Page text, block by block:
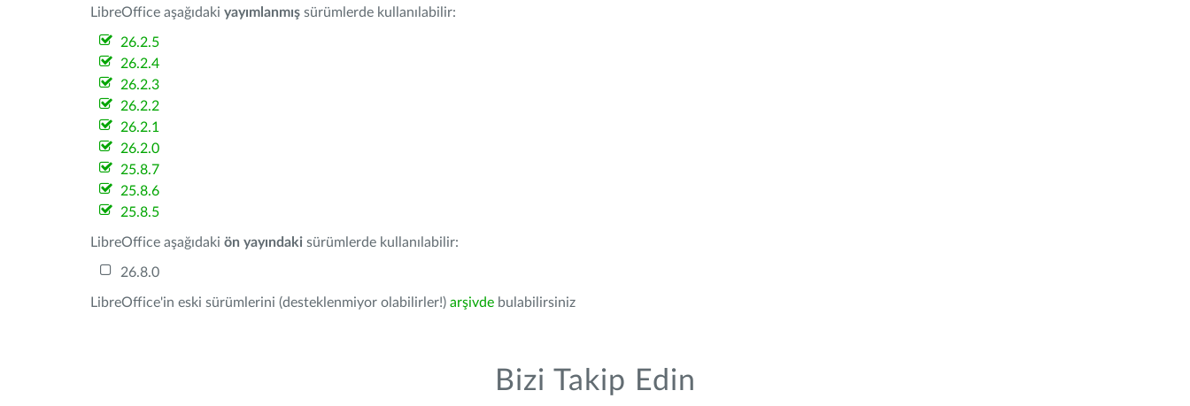
LibreOffice aşağıdaki yayımlanmış sürümlerde kullanılabilir:
26.2.5
26.2.4
26.2.3
26.2.2
26.2.1
26.2.0
25.8.7
25.8.6
25.8.5
LibreOffice aşağıdaki ön yayındaki sürümlerde kullanılabilir:
26.8.0
LibreOffice'in eski sürümlerini (desteklenmiyor olabilirler!) arşivde bulabilirsiniz
Bizi Takip Edin